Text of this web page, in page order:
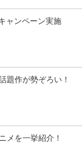
ャンペーン実施
題作が勢ぞろい！
メを一挙紹介！